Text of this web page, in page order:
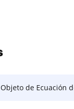
Objeto de Ecuación del